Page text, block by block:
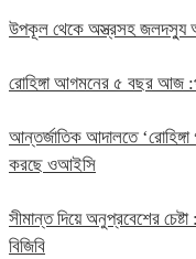
উপকূল থেকে অস্ত্রসহ
রোহিঙ্গা আগমনের ৫ বছর আজ
আন্তর্জাতিক আদালতে
করছে ওআইসি
সীমান্ত দিয়ে অনুপ্রবেশের
বিজিবি